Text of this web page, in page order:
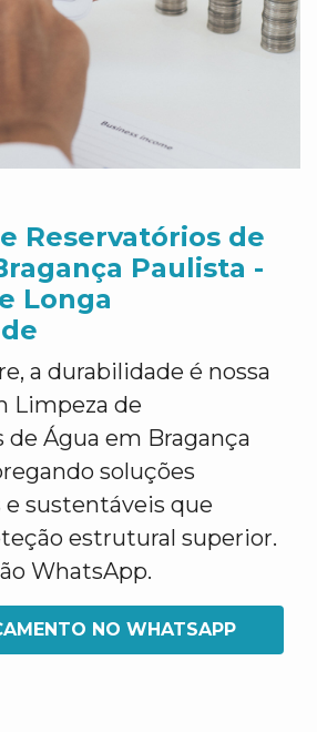
Reservatórios de
Paulista -
Longa
a durabilidade é nossa
Limpeza de
de Água em Bragança
soluções
sustentáveis que
estrutural superior.
WhatsApp.
NO WHATSAPP